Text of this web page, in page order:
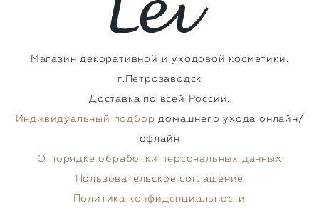
Магазин декоративной и уходовой косметики.
г.Петрозаводск
Доставка по всей России.
Индивидуальный подбор домашнего ухода онлайн/
офлайн
О порядке обработки персональных данных
Пользовательское соглашение
Политика конфиденциальности